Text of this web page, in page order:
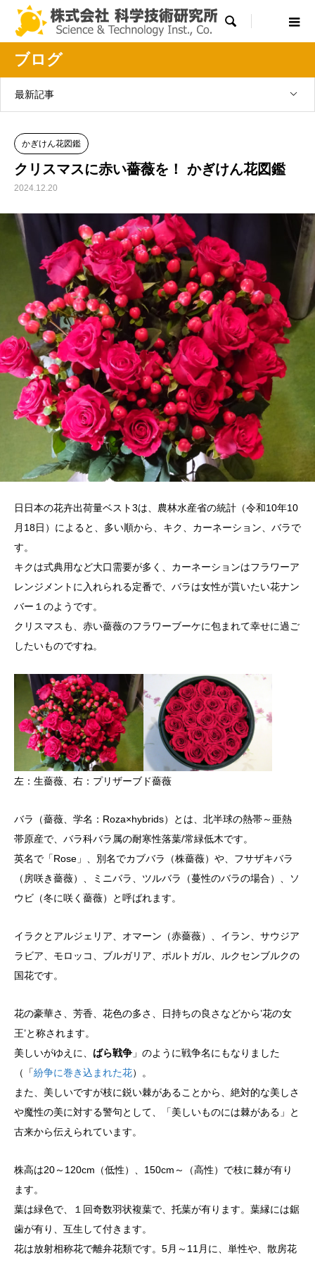

ブログ
最新記事
かぎけん花図鑑
クリスマスに赤い薔薇を！ かぎけん花図鑑
2024.12.20
日日本の花卉出荷量ベスト3は、農林水産省の統計（令和10年10
月18日）によると、多い順から、キク、カーネーション、バラで
す。
キクは式典用など大口需要が多く、カーネーションはフラワーア
レンジメントに入れられる定番で、バラは女性が貰いたい花ナン
バー１のようです。
クリスマスも、赤い薔薇のフラワーブーケに包まれて幸せに過ご
したいものですね。
左：生薔薇、右：プリザーブド薔薇
バラ（薔薇、学名：Roza×hybrids）とは、北半球の熱帯～亜熱
帯原産で、バラ科バラ属の耐寒性落葉/常緑低木です。
英名で「Rose」、別名でカブバラ（株薔薇）や、フサザキバラ
（房咲き薔薇）、ミニバラ、ツルバラ（蔓性のバラの場合）、ソ
ウビ（冬に咲く薔薇）と呼ばれます。
イラクと アルジェリア、 オマーン（赤薔薇）、 イラン、 サウジア
ラビア、 モロッコ、 ブルガリア、 ポルトガル、
ルクセンブルクの
国花です。
花の豪華さ、芳香、花色の多さ、日持ちの良さなどから’花の女
王’と称されます。
美しいがゆえに、 ばら戦争 」のように戦争名にもなりました
（「紛争に巻き込まれた花）。
また、美しいですが枝に鋭い棘があることから、絶対的な美しさ
や魔性の美に対する警句として、「美しいものには棘がある」と
古来から伝えられています。
株高は20～120cm（低性）、150cm～（高性）で枝に棘が有り
ます。
葉は緑色で、１回奇数羽状複葉で、托葉が有ります。葉縁には鋸
歯が有り、互生して付きます。
花は放射相称花で離弁花類です。5月～11月に、単性や、散房花